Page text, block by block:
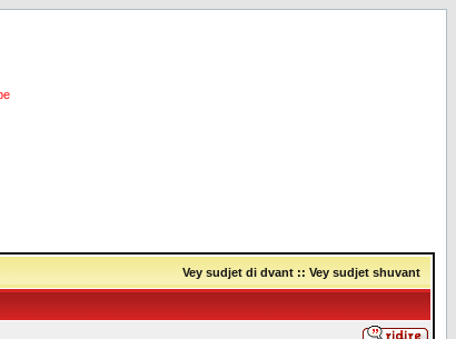
Vey sudjet di dvant :: Vey sudjet shuvant